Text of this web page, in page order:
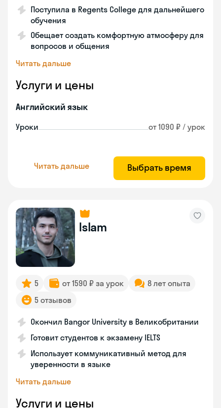
Поступила в Regents College для дальнейшего
обучения
Обещает создать комфортную атмосферу для
вопросов и общения
Читать дальше
Услуги и цены
Английский язык
Уроки от 1090 ₽ / урок
Читать дальше Выбрать время
Islam
5 от 1590 ₽ за урок
8 лет опыта
5 отзывов
Окончил Bangor University в Великобритании
Готовит студентов к экзамену IELTS
Использует коммуникативный метод для
уверенности в языке
Читать дальше
Услуги и цены